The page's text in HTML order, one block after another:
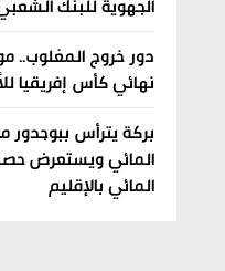
دور خروج المغلوب..
نهائي كأس إفريقيا
بركة يترأس
المائي ويستعرض
المائي بالإقليم